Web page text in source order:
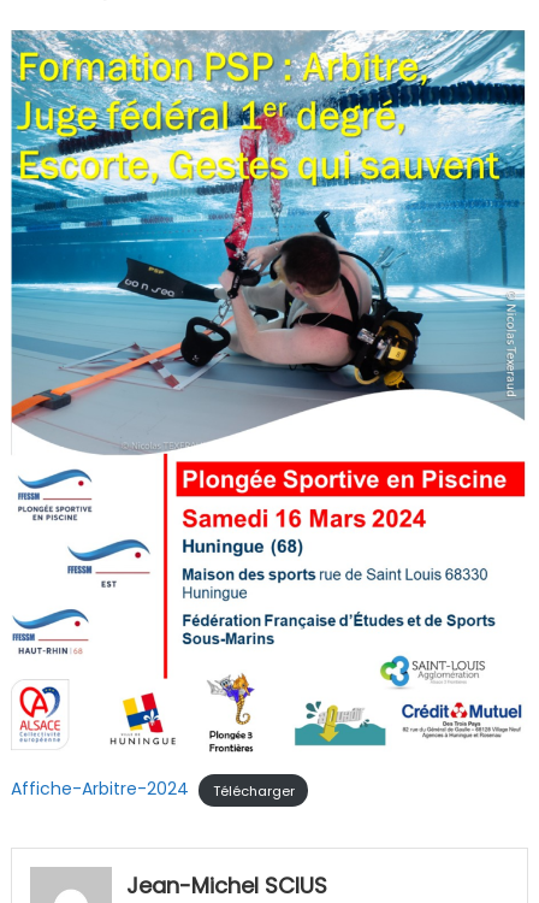
Affiche-Arbitre-2024 Télécharger
Jean-Michel SCIUS